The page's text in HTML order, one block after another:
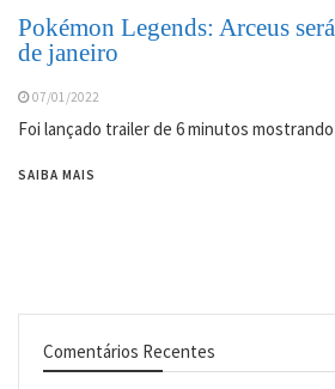
Pokémon Legends: Arceus
de janeiro
07/01/2022
Foi lançado trailer de 6 minutos
SAIBA MAIS
Comentários Recentes